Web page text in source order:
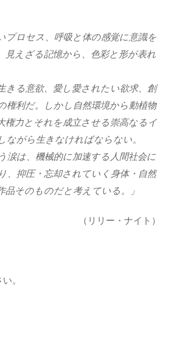
プロセス、呼吸と体の感覚に意識を
見えざる記憶から、色彩と形が表れ
きる意欲、愛し愛されたい欲求、創
権利だ。しかし自然環境から動植物
権力とそれを成立させる崇高なるイ
ながら生きなければならない。
涙は、機械的に加速する人間社会に
、抑圧・忘却されていく身体・自然
品そのものだと考えている。」
（リリー・ナイト）
。